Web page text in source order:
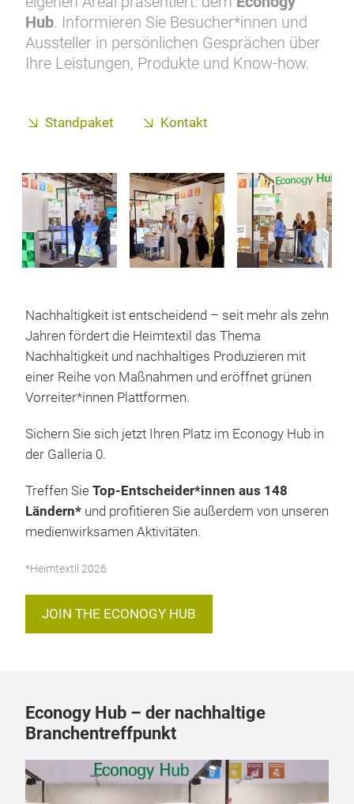
wird das Thema Nachhaltigkeit in einem
eigenen Areal präsentiert: dem Econogy
Hub. Informieren Sie Besucher*innen und
Aussteller in persönlichen Gesprächen über
Nachhaltigkeit ist entscheidend – seit mehr als zehn
Jahren fördert die Heimtextil das Thema
Nachhaltigkeit und nachhaltiges Produzieren mit
einer Reihe von Maßnahmen und eröffnet grünen
Vorreiter*innen Plattformen.
Sichern Sie sich jetzt Ihren Platz
der Galleria 0.
Treffen SieTop-Entscheider*innen aus 148
Ländern*und profitieren Sie außerdem von unseren
medienwirksamen Aktivitäten.
*Heimtextil 2026
Econogy Hub – der nachhaltige
Branchentreffpunkt